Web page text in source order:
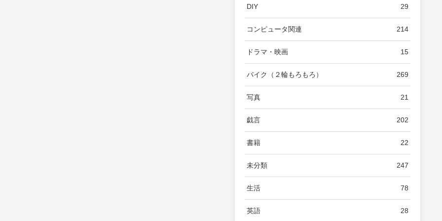
DIY 29
コンピュータ関連 214
ドラマ・映画 15
バイク（２輪もろもろ） 269
写真 21
戯言 202
書籍 22
未分類 247
生活 78
英語 28